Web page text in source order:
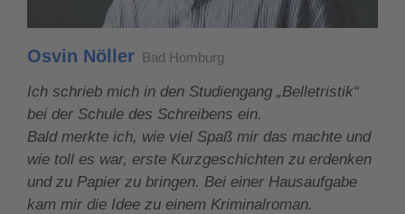
Osvin Nöller Bad Homburg
Ich schrieb mich in den Studiengang „Belletristik“
bei der Schule des Schreibens ein.
Bald merkte ich, wie viel Spaß mir das machte und
wie toll es war, erste Kurzgeschichten zu erdenken
und zu Papier zu bringen. Bei einer Hausaufgabe
kam mir die Idee zu einem Kriminalroman.